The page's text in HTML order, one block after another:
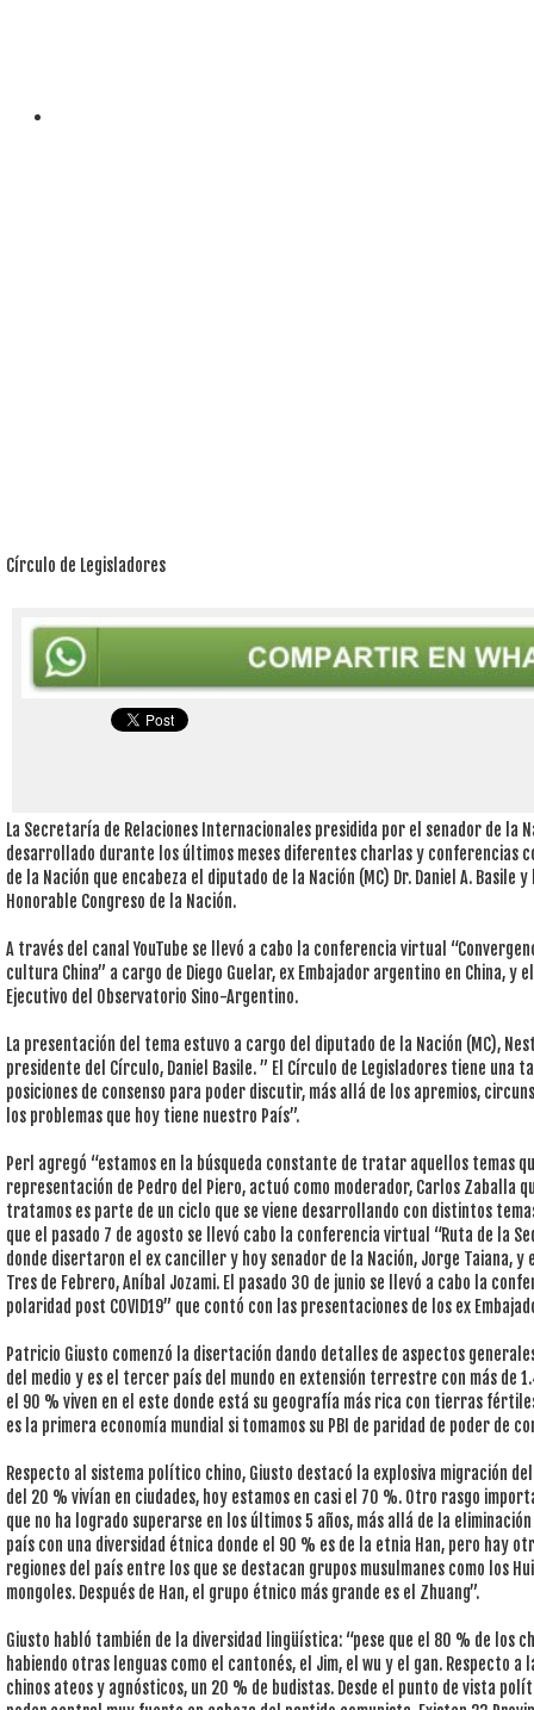
Círculo de Legisladores
La Secretaría de Relaciones Internacionales presidida por el senador de la
desarrollado durante los últimos meses diferentes charlas y conferencias
de la Nación que encabeza el diputado de la Nación (MC) Dr. Daniel A.
Honorable Congreso de la Nación.
A través del canal YouTube se llevó a cabo la conferencia virtual
cultura China” a cargo de Diego Guelar, ex Embajador argentino en China,
Ejecutivo del Observatorio Sino-Argentino.
La presentación del tema estuvo a cargo del diputado de la Nación (MC),
presidente del Círculo, Daniel Basile. ” El Círculo de Legisladores tiene una
posiciones de consenso para poder discutir, más allá de los apremios,
los problemas que hoy tiene nuestro País”.
Perl agregó “estamos en la búsqueda constante de tratar aquellos temas
representación de Pedro del Piero, actuó como moderador, Carlos Zaballa
tratamos es parte de un ciclo que se viene desarrollando con distintos
que el pasado 7 de agosto se llevó cabo la conferencia virtual “Ruta de la
donde disertaron el ex canciller y hoy senador de la Nación, Jorge Taiana,
Tres de Febrero, Aníbal Jozami. El pasado 30 de junio se llevó a cabo la
polaridad post COVID19” que contó con las presentaciones de los ex
Patricio Giusto comenzó la disertación dando detalles de aspectos
del medio y es el tercer país del mundo en extensión terrestre con más de
el 90 % viven en el este donde está su geografía más rica con tierras
es la primera economía mundial si tomamos su PBI de paridad de poder de
Respecto al sistema político chino, Giusto destacó la explosiva migración del
del 20 % vivían en ciudades, hoy estamos en casi el 70 %. Otro rasgo
que no ha logrado superarse en los últimos 5 años, más allá de la
país con una diversidad étnica donde el 90 % es de la etnia Han, pero hay
regiones del país entre los que se destacan grupos musulmanes como los
mongoles. Después de Han, el grupo étnico más grande es el Zhuang”.
Giusto habló también de la diversidad lingüística: “pese que el 80 % de los
habiendo otras lenguas como el cantonés, el Jim, el wu y el gan. Respecto
chinos ateos y agnósticos, un 20 % de budistas. Desde el punto de vista